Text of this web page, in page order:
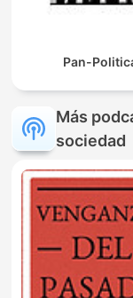
Pan-
Más
sociedad